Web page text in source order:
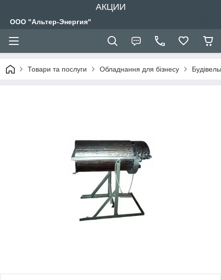
АКЦИИ
ООО "Альтер-Энергия"
Товари та послуги Обладнання для бізнесу